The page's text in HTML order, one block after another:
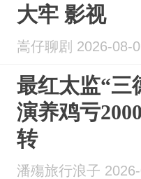
大牢 影视
嵩仔聊剧 2026-08-
最红太监“三
演养鸡亏
转
潘殤旅行浪子